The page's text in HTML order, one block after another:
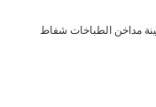
مداخن الطباخات شفاط